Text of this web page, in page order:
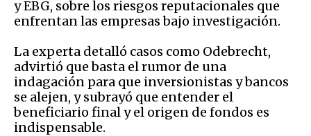
y EBG, sobre los riesgos reputacionales que
enfrentan las empresas bajo investigación.
La experta detalló casos como Odebrecht,
advirtió que basta el rumor de una
indagación para que inversionistas y bancos
se alejen, y subrayó que entender el
beneficiario final y el origen de fondos es
indispensable.